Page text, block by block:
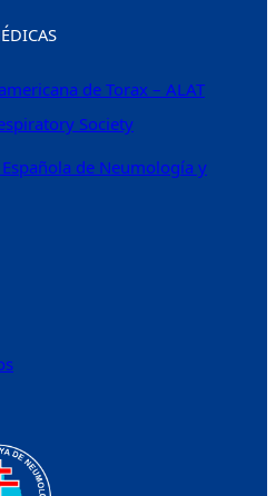
de Torax – ALAT
Society
Española de Neumología y